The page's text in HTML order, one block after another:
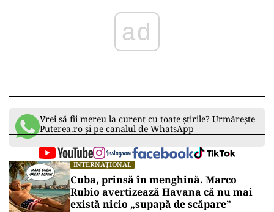
ad
Vrei să fii mereu la curent cu toate știrile? Urmărește
Puterea.ro și pe canalul de WhatsApp
INTERNAȚIONAL
Cuba, prinsă în menghină. Marco
Rubio avertizează Havana că nu mai
există nicio „supapă de scăpare”